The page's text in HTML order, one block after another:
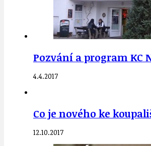
Pozvání a program KC
4.4.2017
Co je nového ke
12.10.2017